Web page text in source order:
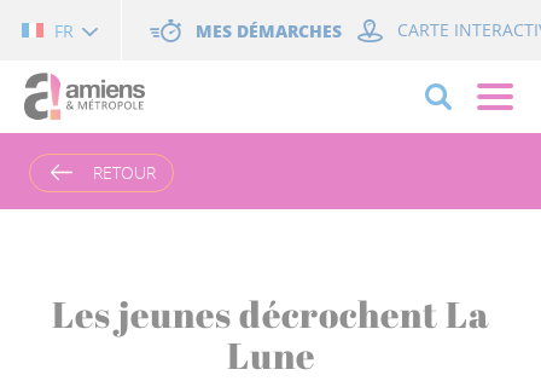
FR MES DÉMARCHES CARTE
RETOUR
Les jeunes décrochent La
Lune